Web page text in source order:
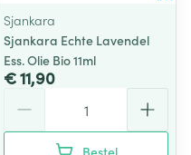
Sjankara
Sjankara Echte Lavendel
Ess. Olie Bio 11ml
€ 11,90
Bestel